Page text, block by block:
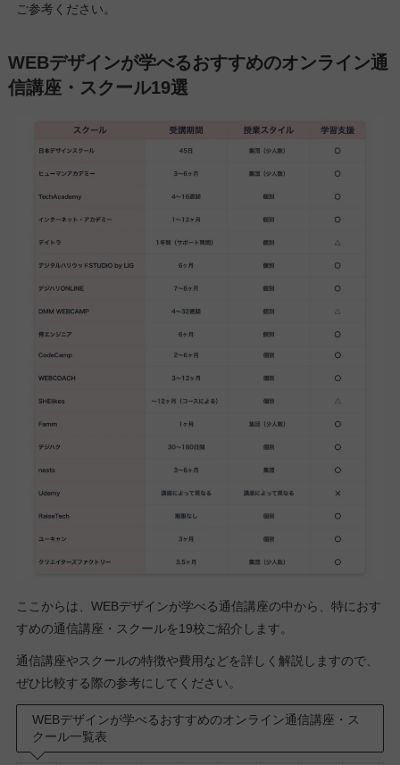
ご参考ください。
WEBデザインが学べるおすすめのオンライン通
信講座・スクール19選
ここからは、WEBデザインが学べる通信講座の中から、特におす
すめの通信講座・スクールを19校ご紹介します。
通信講座やスクールの特徴や費用などを詳しく解説しますので、
ぜひ比較する際の参考にしてください。
WEBデザインが学べるおすすめのオンライン通信講座・ス
クール一覧表